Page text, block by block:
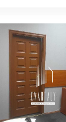
кафе.
та
Агентство
з нами, ви
від реальних
Підтримка на
ви залишитеся